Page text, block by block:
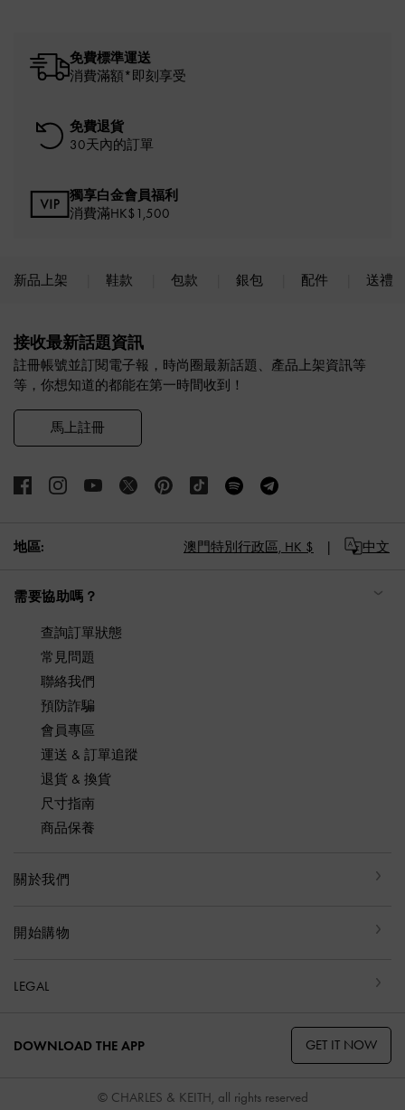
免費標準運送
消費滿額*即刻享受
免費退貨
30天內的訂單
獨享白金會員福利
消費滿HK$1,500
新品上架 鞋款 包款 銀包 配件 送禮
接收最新話題資訊
註冊帳號並訂閱電子報，時尚圈最新話題、產品上架資訊等
等，你想知道的都能在第一時間收到！
馬上註冊
地區: 澳門特別行政區, HK $ 中文
需要協助嗎？
查詢訂單狀態
常見問題
聯絡我們
預防詐騙
會員專區
運送 & 訂單追蹤
退貨 & 換貨
尺寸指南
商品保養
關於我們
開始購物
LEGAL
DOWNLOAD THE APP GET IT NOW
© CHARLES & KEITH, all rights reserved